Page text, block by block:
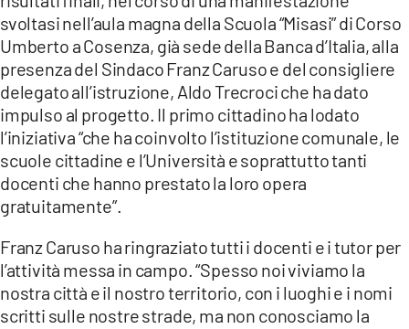
svoltasi nell’aula magna della Scuola “Misasi” di Corso
Umberto a Cosenza, già sede della Banca d’Italia, alla
presenza del Sindaco Franz Caruso e del consigliere
delegato all’istruzione, Aldo Trecroci che ha dato
impulso al progetto. Il primo cittadino ha lodato
l’iniziativa “che ha coinvolto l’istituzione comunale, le
scuole cittadine e l’Università e soprattutto tanti
docenti che hanno prestato la loro opera
gratuitamente”.
Franz Caruso ha ringraziato tutti i docenti e i tutor per
l’attività messa in campo. “Spesso noi viviamo la
nostra città e il nostro territorio, con i luoghi e i nomi
scritti sulle nostre strade, ma non conosciamo la